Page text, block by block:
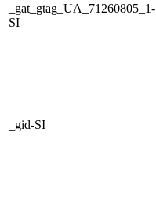
_gat_gtag_UA_71260805_1-
SI
_gid-SI